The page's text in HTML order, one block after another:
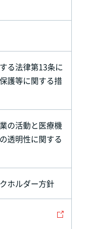
る法律第13条に
護等に関する措
の活動と医療機
透明性に関する
ホルダー方針